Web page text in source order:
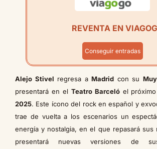
REVENTA EN
Conseguir entradas
Alejo Stivel regresa aMadrid con su
presentará en el Teatro Barcelóel
2025. Este ícono del rock en español y
trae de vuelta a los escenarios un
energía y nostalgia, en el que repasará sus
presentará nuevas versiones de